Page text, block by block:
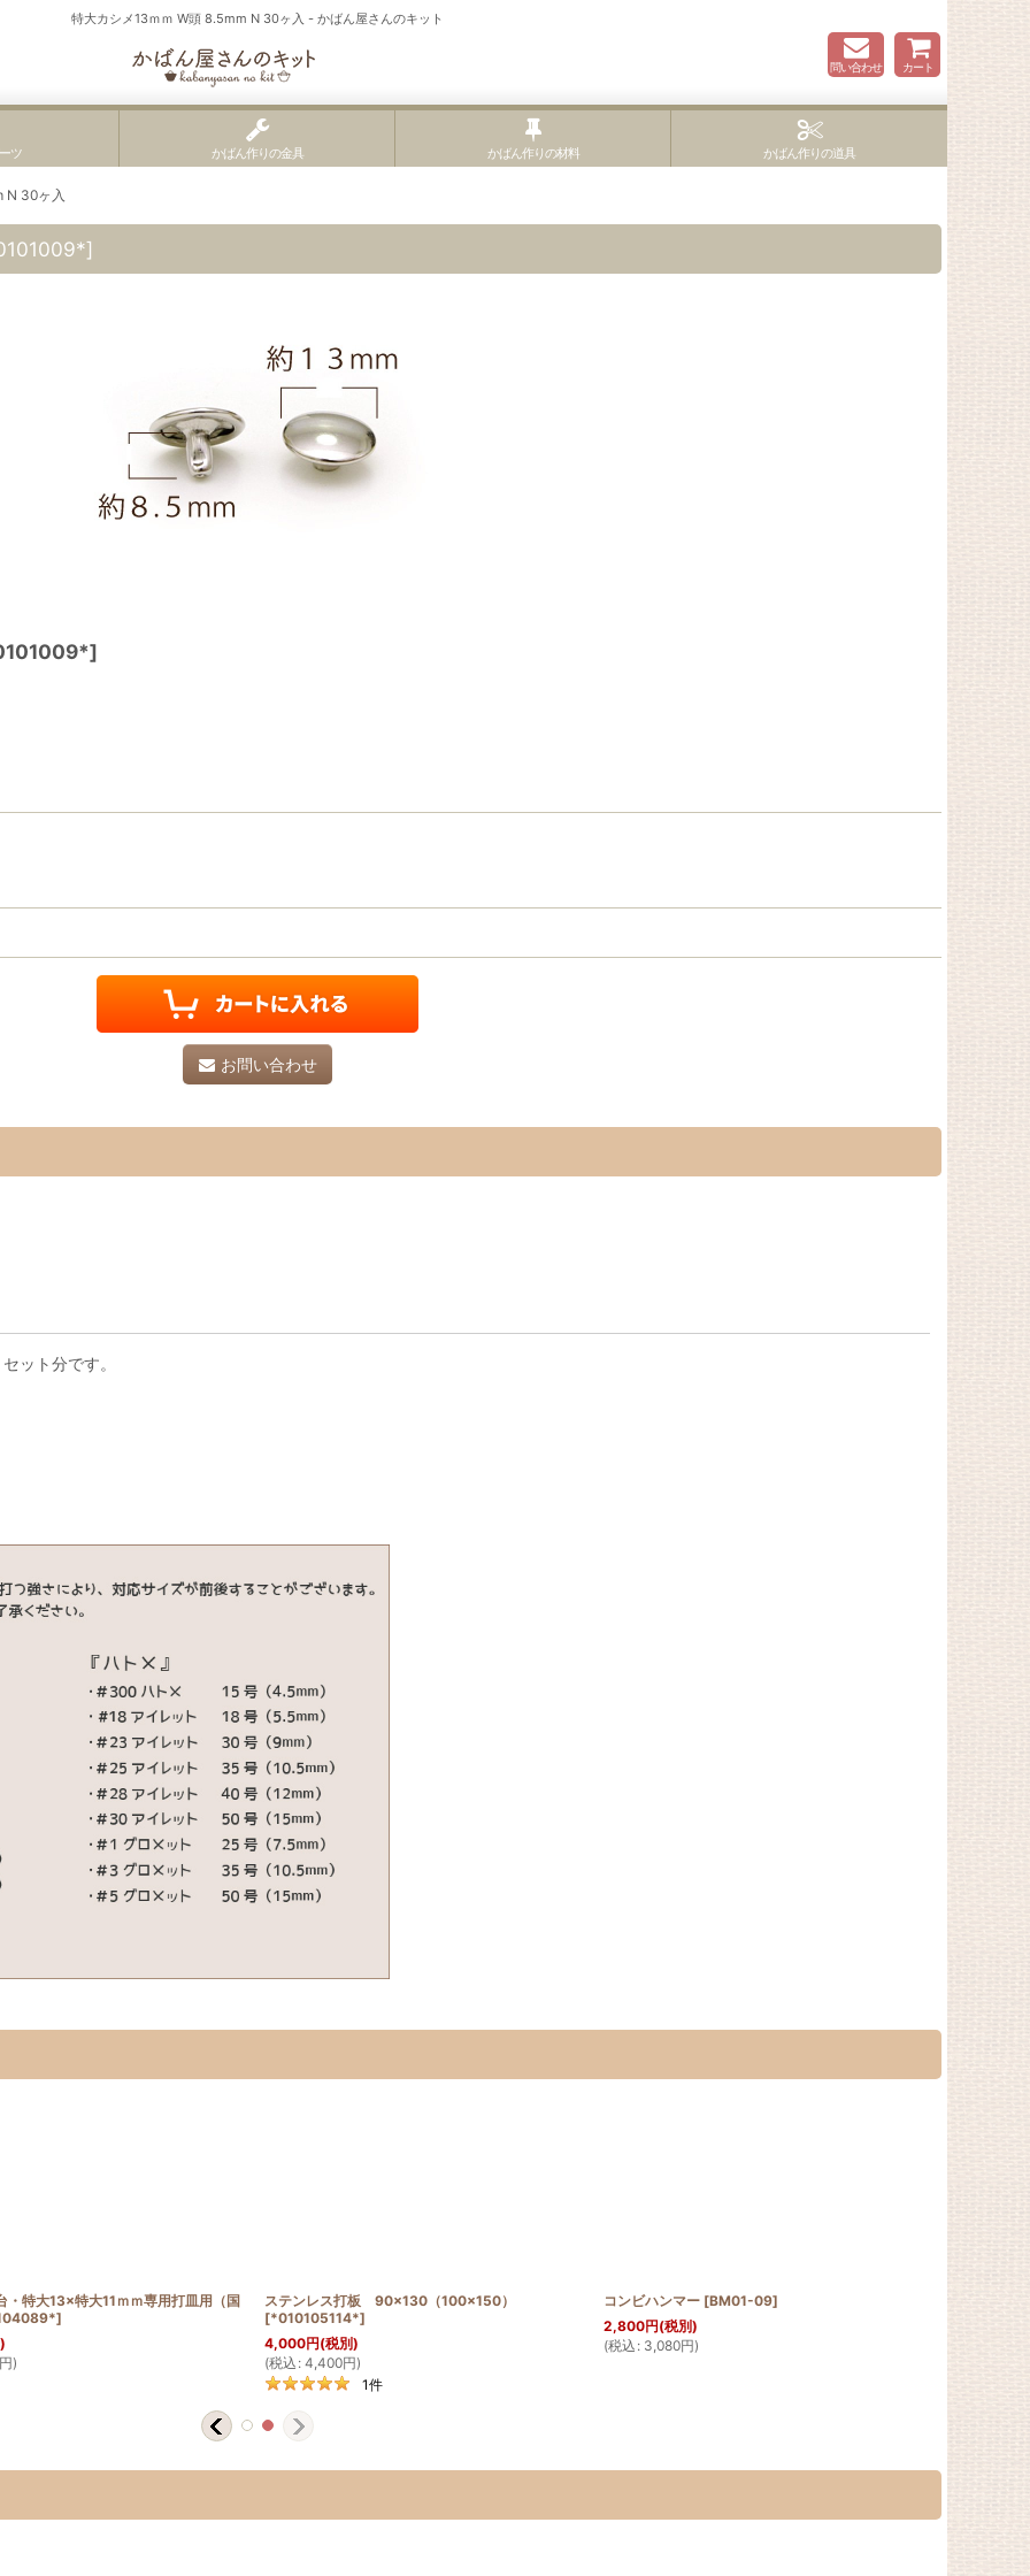
特大カシメ13ｍｍ W頭 8.5mm N 30ヶ入 - かばん屋さんのキット
問い合わせ カート
ツ かばん作りの金具 かばん作りの材料 かばん作りの道具
N 30ヶ入
]
]
お問い合わせ
ット分です。
・特大13×特大11ｍｍ専用打皿用（国
]
円)
ステンレス打板 90×130（100×150）
[*010105114*]
4,000円(税別)
(税込 : 4,400円)
1件
コンビハンマー [BM01-09]
2,800円(税別)
(税込 : 3,080円)